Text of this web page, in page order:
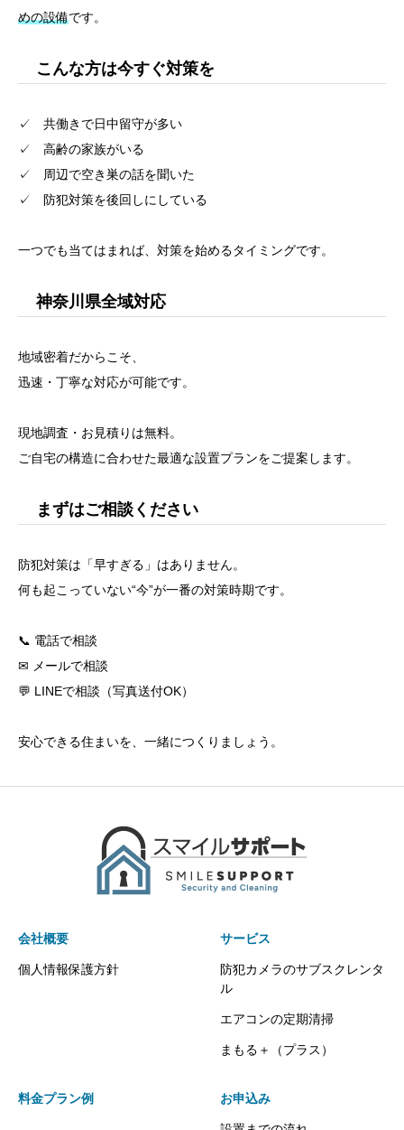
めの設備です。
こんな方は今すぐ対策を
✓ 共働きで日中留守が多い
✓ 高齢の家族がいる
✓ 周辺で空き巣の話を聞いた
✓ 防犯対策を後回しにしている
一つでも当てはまれば、対策を始めるタイミングです。
神奈川県全域対応
地域密着だからこそ、
迅速・丁寧な対応が可能です。
現地調査・お見積りは無料。
ご自宅の構造に合わせた最適な設置プランをご提案します。
まずはご相談ください
防犯対策は「早すぎる」はありません。
何も起こっていない“今”が一番の対策時期です。
📞 電話で相談
✉ メールで相談
💬 LINEで相談（写真送付OK）
安心できる住まいを、一緒につくりましょう。
会社概要
個人情報保護方針
サービス
防犯カメラのサブスクレンタ
ル
エアコンの定期清掃
まもる＋（プラス）
料金プラン例 お申込み